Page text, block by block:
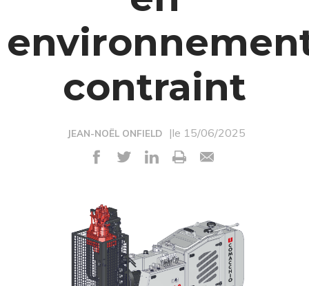
contraint
JEAN-NOËL ONFIELD |le 15/06/2025